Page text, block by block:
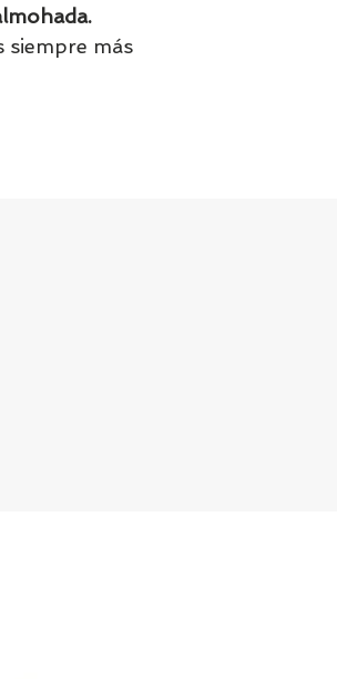
siempre más